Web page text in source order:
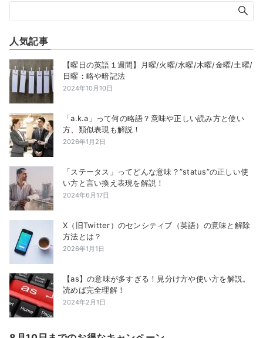
人気記事
【曜日の英語１週間】月曜/火曜/水曜/木曜/金曜/土曜/
日曜：略や暗記法
2024年10月10日
「a.k.a」って何の略語？意味や正しい読み方と使い
方、類似表現も解説！
2026年1月2日
「ステータス」ってどんな意味？”status”の正しい使
い方と言い換え表現を解説！
2024年6月17日
X（旧Twitter）のセンシティブ（英語）の意味と解除
方法とは？
2026年1月1日
【as】の意味が多すぎる！見分け方や使い方を解説。
読めば完全理解！
2024年2月1日